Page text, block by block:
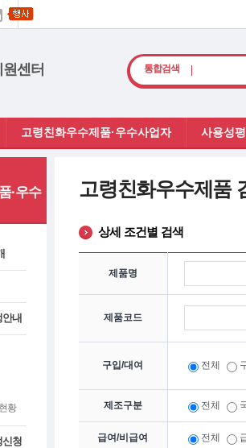
검
색
통합검색
고령친화우수제품·우수사업자 사용성
·우수
내
황
신청
고령친화우수제품
상세 조건별 검색
제품명
제품코드
구입/대여 전체
제조구분 전체
급여/비급여 전체